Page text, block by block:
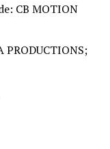
CB MOTION